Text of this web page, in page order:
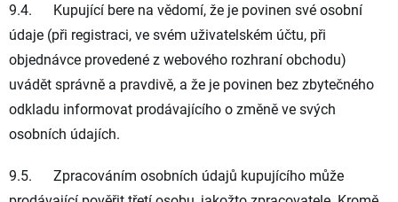
9.4. Kupující bere na vědomí, že je povinen své osobní
údaje (při registraci, ve svém uživatelském účtu, při
objednávce provedené z webového rozhraní obchodu)
uvádět správně a pravdivě, a že je povinen bez zbytečného
odkladu informovat prodávajícího o změně ve svých
osobních údajích.
9.5. Zpracováním osobních údajů kupujícího může